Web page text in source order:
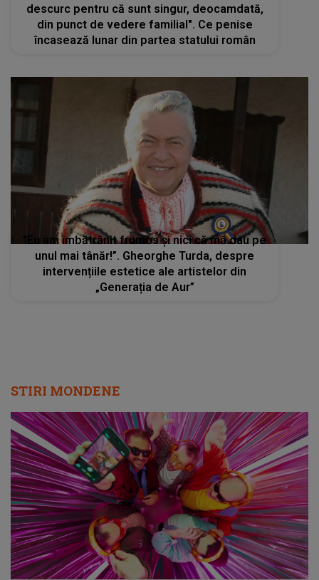
descurc pentru că sunt singur, deocamdată,
din punct de vedere familial". Ce penise
încasează lunar din partea statului român
”Eu am îmbătrânit frumos și nici că mă dau pe
unul mai tânăr!”. Gheorghe Turda, despre
intervențiile estetice ale artistelor din
„Generația de Aur”
STIRI MONDENE